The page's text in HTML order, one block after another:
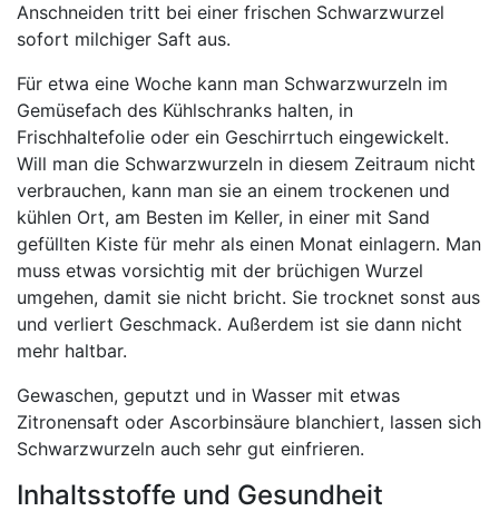
Anschneiden tritt bei einer frischen Schwarzwurzel
sofort milchiger Saft aus.
Für etwa eine Woche kann man Schwarzwurzeln im
Gemüsefach des Kühlschranks halten, in
Frischhaltefolie oder ein Geschirrtuch eingewickelt.
Will man die Schwarzwurzeln in diesem Zeitraum nicht
verbrauchen, kann man sie an einem trockenen und
kühlen Ort, am Besten im Keller, in einer mit Sand
gefüllten Kiste für mehr als einen Monat einlagern. Man
muss etwas vorsichtig mit der brüchigen Wurzel
umgehen, damit sie nicht bricht. Sie trocknet sonst aus
und verliert Geschmack. Außerdem ist sie dann nicht
mehr haltbar.
Gewaschen, geputzt und in Wasser mit etwas
Zitronensaft oder Ascorbinsäure blanchiert, lassen sich
Schwarzwurzeln auch sehr gut einfrieren.
Inhaltsstoffe und Gesundheit